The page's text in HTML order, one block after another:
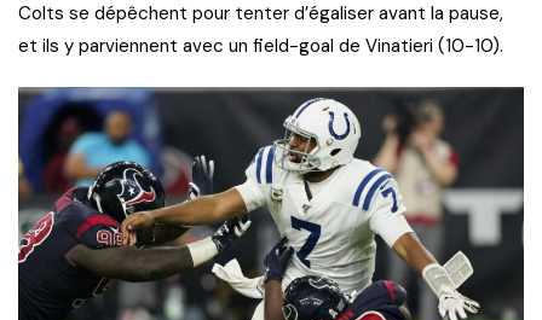
Colts se dépêchent pour tenter d’égaliser avant la pause,
et ils y parviennent avec un field-goal de Vinatieri (10-10).